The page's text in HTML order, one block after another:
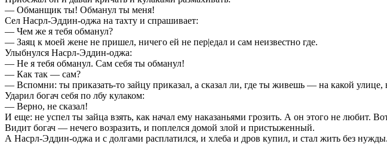
— Обманщик ты! Обманул ты меня!
Сел Насрл-Эддин-оджа на тахту и спрашивает:
— Чем же я тебя обманул?
— Заяц к моей жене не пришел, ничего ей не пер|едал и сам неизвестно где.
Улыбнулся Насрл-Эддин-оджа:
— Не я тебя обманул. Сам себя ты обманул!
— Как так — сам?
— Вспомни: ты приказать-то зайцу приказал, а сказал ли, где ты живешь — на какой улице,
Ударил богач себя по лбу кулаком:
— Верно, не сказал!
И еще: не успел ты зайца взять, как начал ему наказаньями грозить. А он этого не любит.
Видит богач — нечего возразить, и поплелся домой злой и пристыженный.
А Насрл-Эддин-оджа и с долгами расплатился, и хлеба и дров купил, и стал жить без нужды.